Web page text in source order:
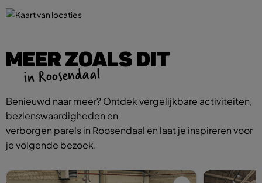
MEER ZOALS DIT
in Roosendaal
Benieuwd naar meer? Ontdek vergelijkbare activiteiten,
bezienswaardigheden en
verborgen parels in Roosendaal en laat je inspireren voor
je volgende bezoek.